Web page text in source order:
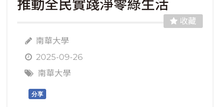
推動全民實踐淨零綠生活
收藏
南華大學
2025-09-26
南華大學
分享